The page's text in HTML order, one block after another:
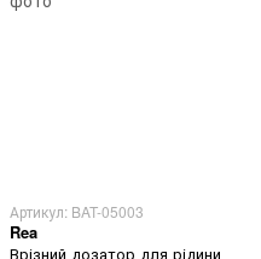
Артикул: BAT-05003
Rea
Врізний дозатор для рідини